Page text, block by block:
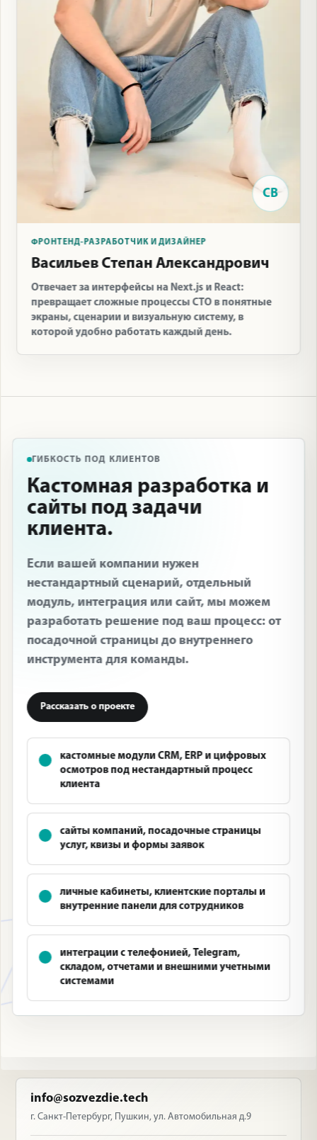
СВ
ФРОНТЕНД-РАЗРАБОТЧИК И ДИЗАЙНЕР
Васильев Степан Александрович
Отвечает за интерфейсы на Next.js и React:
превращает сложные процессы СТО в понятные
экраны, сценарии и визуальную систему, в
которой удобно работать каждый день.
ГИБКОСТЬ ПОД КЛИЕНТОВ
Кастомная разработка и
сайты под задачи
клиента.
Если вашей компании нужен
нестандартный сценарий, отдельный
модуль, интеграция или сайт, мы можем
разработать решение под ваш процесс: от
посадочной страницы до внутреннего
инструмента для команды.
Рассказать о проекте
кастомные модули CRM, ERP и цифровых
осмотров под нестандартный процесс
клиента
сайты компаний, посадочные страницы
услуг, квизы и формы заявок
личные кабинеты, клиентские порталы и
внутренние панели для сотрудников
интеграции с телефонией, Telegram,
складом, отчетами и внешними учетными
системами
info@sozvezdie.tech
г. Санкт-Петербург, Пушкин, ул. Автомобильная д.9